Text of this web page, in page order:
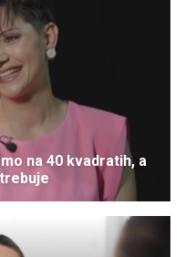
na 40 kvadratih, a